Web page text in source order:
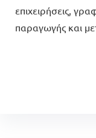
επιχειρήσεις,
παραγωγής και